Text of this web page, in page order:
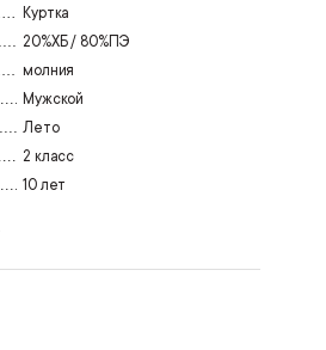
Куртка
20%ХБ / 80%ПЭ
молния
Мужской
Лето
2 класс
10 лет